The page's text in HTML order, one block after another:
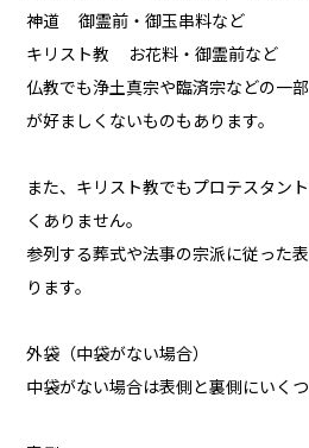
神道 御霊前・御玉串料など
キリスト教 お花料・御霊前など
仏教でも浄土真宗や臨済宗などの一
が好ましくないものもあります。
また、キリスト教でもプロテスタン
くありません。
参列する葬式や法事の宗派に従った
ります。
外袋（中袋がない場合）
中袋がない場合は表側と裏側にいくつ